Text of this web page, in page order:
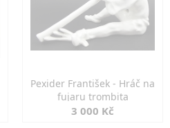
Pexider František - Hráč na
fujaru trombita
3 000 Kč